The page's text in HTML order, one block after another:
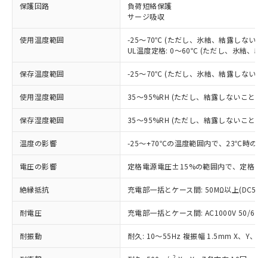
保護回路
負荷短絡保護
サージ吸収
使用温度範囲
-25～70℃ (ただし、氷結、結露しないこ
UL温度定格: 0～60℃ (ただし、氷結、結
保存温度範囲 -25～70℃ (ただし、氷結、結露しないこ
使用湿度範囲 35～95%RH (ただし、結露しないこと)
保存湿度範囲 35～95%RH (ただし、結露しないこと)
温度の影響 -25～+70℃の温度範囲内で、23℃時の
電圧の影響 定格電源電圧±15%の範囲内で、定格電
絶縁抵抗 充電部一括とケース間: 50MΩ以上
耐電圧 充電部一括とケース間: AC1000V 50/
耐振動 耐久: 10～55Hz 複振幅 1.5mm X、Y、Z
ご利用条件
以下の条件をお読みいただき、同意のうえ
ご利用ください。
本サービスは、当社制御機器事業取扱
商品の当社在庫状況および標準価格
(税抜)を提供させていただくもので
当社制御機器事業取扱商品の中には、
本サービスの対象外となる商品もある
ことをご了承ください。
在庫状況および標準価格照会結果は、
記載している更新日時点での社内デー
タに基づき作成されるものであり、閲
対応済み：EU RoHS指令（10物質）の
非含有に対応した製品が提供可能な商品で
す。
対応予定：EU RoHS指令（10物質）の非含
有に対応した製品に切り替える予定のある
商品です。
対応予定なし：EU RoHS指令（10物質）の
非含有に非対応の商品で、対応品を出す予
定はありません。
調査・確認中：EU RoHS指令（10物質）の
非含有の対応状況を調査中または確認中の
非該当品：ライセンス料など無形物で、有
害物質有無と関係のない商品です。
仕入先様の事情により、非含有部品として
むを得ず変更することがあります。
※1 中国RoHS○×表
「○」：最大均質材料含有率が中国RoHSの
基準値以下であることを示します。
「×」：最大均質材料含有率が中国RoHSの
基準値を超えていることを示します。
「－」：未確認です。当社販売部門へお問
*中国RoHS10物質の基準値 (GB/T26572)：
当社は、これら貴社製品のうち、外国
（以下｢規制貨物等」という）を輸出
または国外への提供する場合は、日本